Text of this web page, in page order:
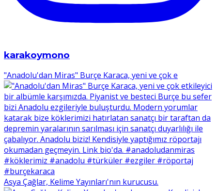
karakoymono
"Anadolu'dan Miras" Burçe Karaca, yeni ve çok e
Asya Çağlar, Kelime Yayınları'nın kurucusu.